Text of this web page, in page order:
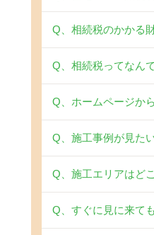
Q、相続税のかかる
Q、相続税ってなん
Q、ホームページか
Q、施工事例が見た
Q、施工エリアはど
Q、すぐに見に来て